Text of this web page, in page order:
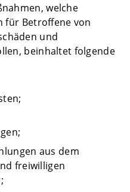
welche
für Betroffene von
und
beinhaltet folgende
aus dem
freiwilligen